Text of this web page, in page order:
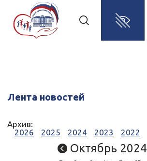
Лента новостей
Архив:
2026
2025 2024 2023 2022
Октябрь 2024